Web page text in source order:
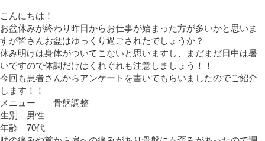
こんにちは！
お盆休みが終わり昨日からお仕事が始まった方が多いかと思いま
すが皆さんお盆はゆっくり過ごされたでしょうか？
休み明けは身体がついてこないと思いますし、まだまだ日中は暑
いですので体調だけはくれぐれも注意しましょう！！
今回も患者さんからアンケートを書いてもらいましたのでご紹介
します！！
メニュー 骨盤調整
生別 男性
年齢 70代